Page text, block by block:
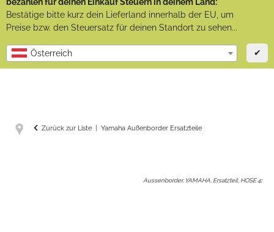
bezahlen für deinen Einkauf Steuern in deinem Land:
Bestätige bitte kurz dein Lieferland innerhalb der EU, um
Preise bzw. den Steuersatz für deinen Standort zu sehen...
Österreich ✔
Zurück zur Liste Yamaha Außenborder Ersatzteile
Aussenborder, YAMAHA, Ersatzteil, HOSE 4: